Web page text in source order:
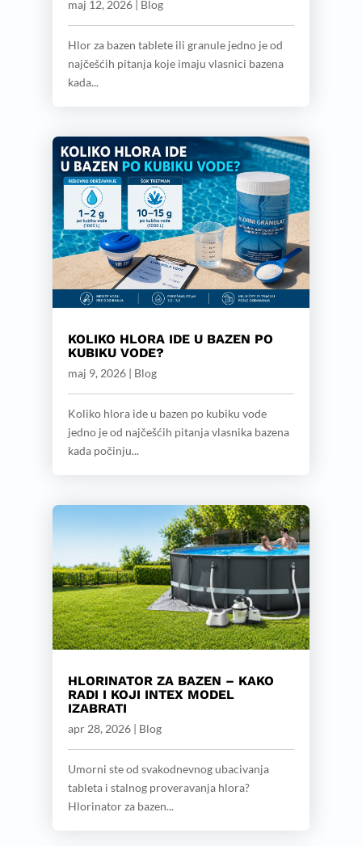
maj 12, 2026| Blog
Hlor za bazen tablete ili granule jedno je od
najčešćih pitanja koje imaju vlasnici bazena
kada...
KOLIKO HLORA IDE U BAZEN PO
KUBIKU VODE?
maj 9, 2026| Blog
Koliko hlora ide u bazen po kubiku vode
jedno je od najčešćih pitanja vlasnika bazena
kada počinju...
HLORINATOR ZA BAZEN – KAKO
RADI I KOJI INTEX MODEL
IZABRATI
apr 28, 2026| Blog
Umorni ste od svakodnevnog ubacivanja
tableta i stalnog proveravanja hlora?
Hlorinator za bazen...